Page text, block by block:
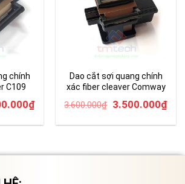
chính
C109
₫Current
3.800.000₫.
Dao cắt sợi quang chính
xác fiber cleaver Comway
3.600.000₫ Original
3.600.000₫.
3.500.000₫